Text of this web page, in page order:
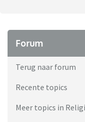
Forum
Terug naar forum
Recente topics
Meer topics in